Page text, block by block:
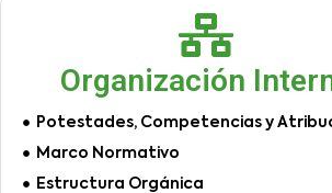
Organización
Potestades, Competencias y
Marco Normativo
Estructura Orgánica